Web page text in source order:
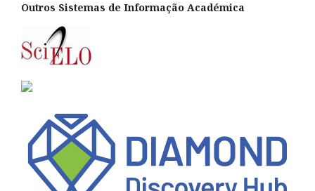
Outros Sistemas de Informação Académica